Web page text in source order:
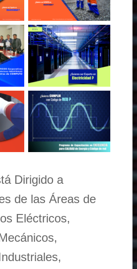
Dirigido a
de las Áreas de
Eléctricos,